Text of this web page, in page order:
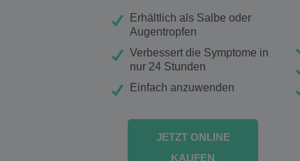
Erhältlich als Salbe oder
Augentropfen
Verbessert die Symptome in
nur 24 Stunden
Einfach anzuwenden
JETZT ONLINE
KAUFEN